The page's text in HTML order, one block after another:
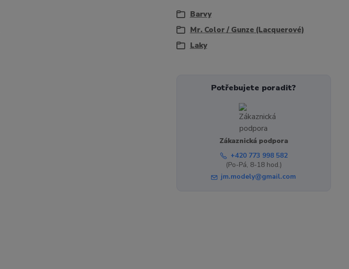
Barvy
Mr. Color / Gunze (Lacquerové)
Laky
Potřebujete poradit?
Zákaznická podpora
+420 773 998 582
(Po-Pá, 8-18 hod.)
jm.modely@gmail.com